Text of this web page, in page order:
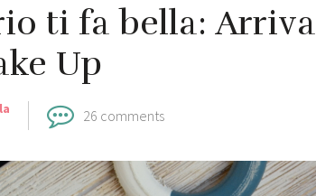
ti fa bella:
Up
26 comments